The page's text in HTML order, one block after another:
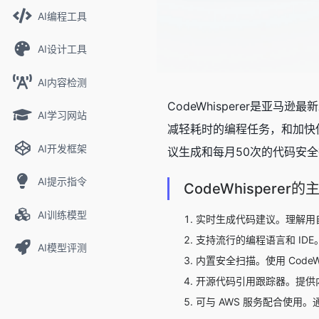
AI编程工具
AI设计工具
AI内容检测
AI学习网站
AI开发框架
AI提示指令
AI训练模型
AI模型评测
CodeWhisperer是亚马逊最
减轻耗时的编程任务，和加
议生成和每月50次的代码安
CodeWhisperer的
实时生成代码建议。理解
支持流行的编程语言和
内置安全扫描。使用
开源代码引用跟踪器。提
可与 AWS 服务配合使用。